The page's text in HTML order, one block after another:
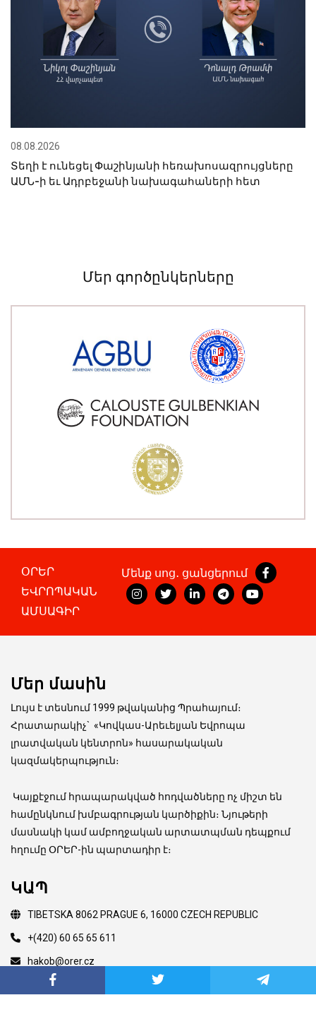
08.08.2026
Տեղի է ունեցել Փաշինյանի հեռախոսազրույցները
ԱՄՆ-ի եւ Ադրբեջանի նախագահաների հետ
Մեր գործընկերները
ՕՐԵՐ
ԵՎՐՈՊԱԿԱՆ
ԱՄՍԱԳԻՐ
Մենք սոց․ ցանցերում
Մեր մասին
Լույս է տեսնում 1999 թվականից Պրահայում։
Հրատարակիչ` «Կովկաս-Արեւելյան Եվրոպա
լրատվական կենտրոն» հասարակական
կազմակերպություն։
Կայքէջում հրապարակված հոդվածները ոչ միշտ են
համընկնում խմբագրության կարծիքին։ Նյութերի
մասնակի կամ ամբողջական արտատպման դեպքում
հղումը ՕՐԵՐ-ին պարտադիր է։
ԿԱՊ
TIBETSKA 8062 PRAGUE 6, 16000 CZECH REPUBLIC
+(420) 60 65 65 611
hakob@orer.cz